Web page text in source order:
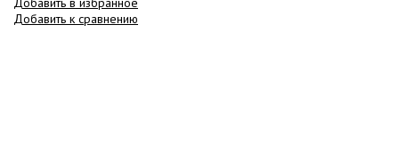
Добавить к сравнению